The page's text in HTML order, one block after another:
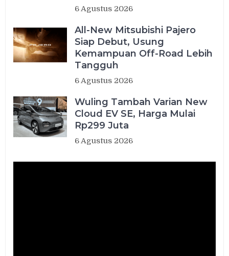
6 Agustus 2026
All-New Mitsubishi Pajero
Siap Debut, Usung
Kemampuan Off-Road Lebih
Tangguh
6 Agustus 2026
Wuling Tambah Varian New
Cloud EV SE, Harga Mulai
Rp299 Juta
6 Agustus 2026